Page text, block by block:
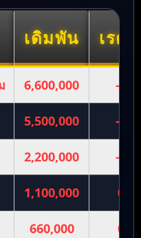
เดิมพัน เรต
6,600,000 -
5,500,000 -
2,200,000 -
1,100,000 0.86
660,000 0.84